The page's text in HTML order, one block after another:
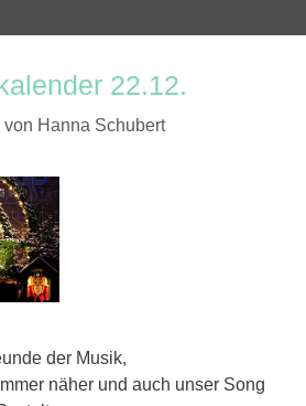
22.12.
von Hanna Schubert
der Musik,
näher und auch unser Song